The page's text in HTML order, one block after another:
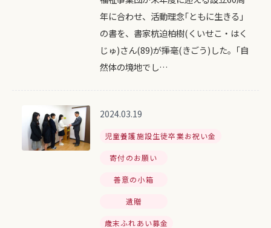
年に合わせ、活動理念｢ともに生きる｣
の書を、書家杭迫柏樹(くいせこ・はく
じゅ)さん(89)が揮毫(きごう)した。｢自
然体の境地でし…
2024.03.19
児童養護施設生徒卒業お祝い金
寄付のお願い
善意の小箱
遺贈
歳末ふれあい募金